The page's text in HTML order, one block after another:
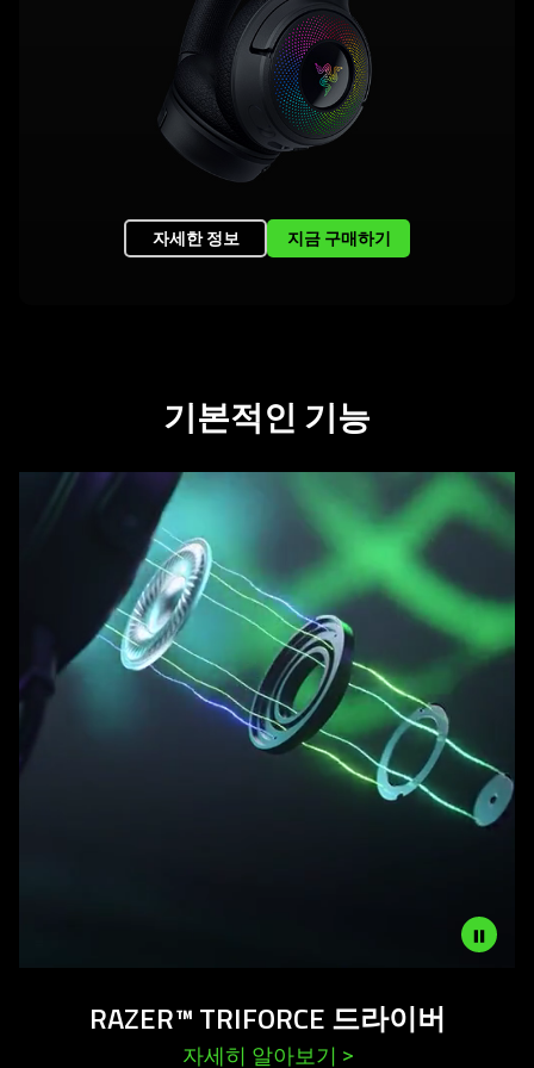
자세한 정보 지금 구매하기
기본적인 기능
RAZER™ TRIFORCE 드라이버
자세히 알아보기 >